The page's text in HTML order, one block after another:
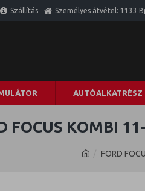
Szállítás Személyes átvétel: 1133
AUTÓALKATRÉSZ
FORD
FOCUS KOMBI